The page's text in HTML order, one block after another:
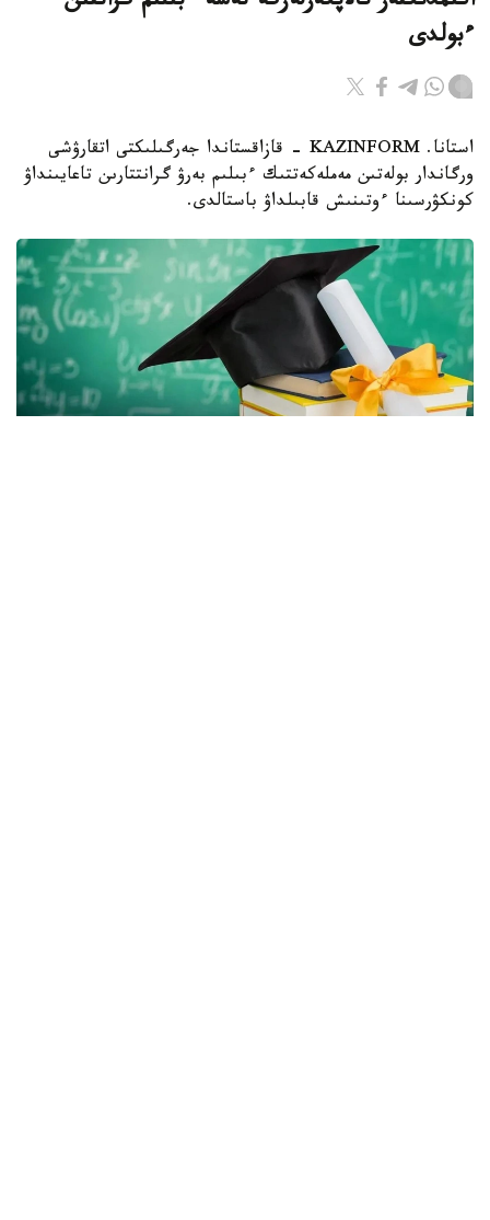
ءبولدى
استانا. KAZINFORM - قازاقستاندا جەرگىلىكتى اتقارۋشى
ورگاندار بولەتىن مەملەكەتتىك ءبىلىم بەرۋ گرانتتارىن تاعايىنداۋ
كونكۋرسىنا ءوتىنىش قابىلداۋ باستالدى.